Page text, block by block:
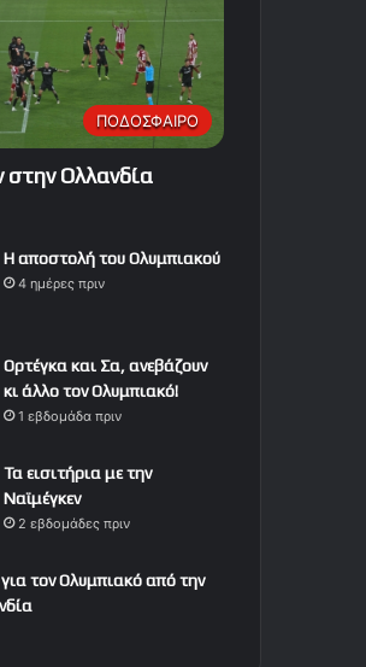
ΠΟΔΟΣΦΑΙΡΟ
στην Ολλανδία
Η αποστολή του Ολυμπιακού
4 ημέρες πριν
Ορτέγκα και Σα, ανεβάζουν
κι άλλο τον Ολυμπιακό!
1 εβδομάδα πριν
Τα εισιτήρια με την
Ναϊμέγκεν
2 εβδομάδες πριν
τον Ολυμπιακό από την